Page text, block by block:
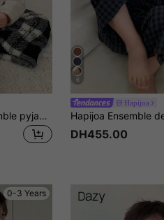
DAZY 2 pièces Ensemble pyjama pour bébé garçon avec top col rond brodé d'ours de dessin animé & lettres et pantalon à carreaux, automne, hiver, tout-petit
6
Hapijoa
DH455.00
0-3 Years